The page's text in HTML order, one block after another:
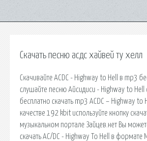
Скачать песню асдс хайвей ту хелл
Скачивайте ACDC - Highway to Hell в mp3
слушайте песню Айсидиси - Highway to
бесплатно скачать mp3 ACDC – Highway to
качестве 192 kbit используйте кнопку
музыкальном портале Зайцев.нет Вы
скачать AC/DC - Highway To Hell в формате